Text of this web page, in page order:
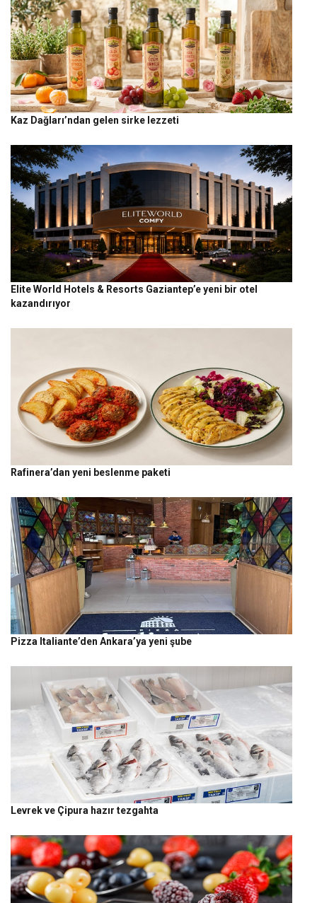
Kaz Dağları’ndan gelen sirke lezzeti
Elite World Hotels & Resorts Gaziantep’e yeni bir otel
kazandırıyor
Rafinera’dan yeni beslenme paketi
Pizza Italiante’den Ankara’ya yeni şube
Levrek ve Çipura hazır tezgahta